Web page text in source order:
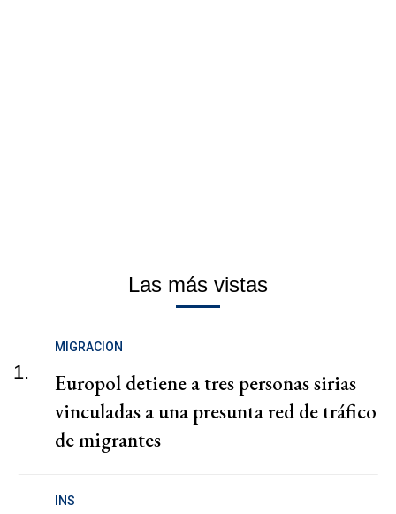
Las más vistas
1.
MIGRACION
Europol detiene a tres personas sirias
vinculadas a una presunta red de tráfico
de migrantes
INS